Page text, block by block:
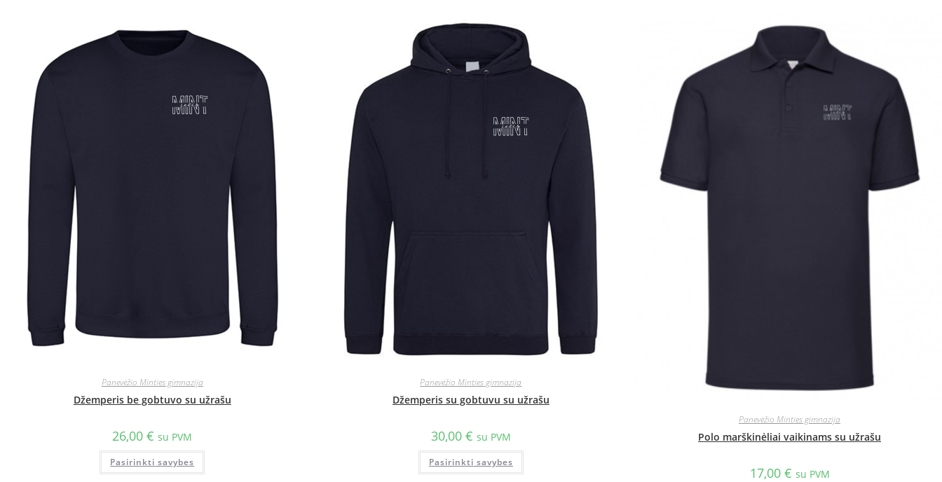
Panevėžio Minties gimnazija
Džemperis be gobtuvo su užrašu
26,00€ su PVM
Pasirinkti savybes
Panevėžio Minties gimnazija
Džemperis su gobtuvu su užrašu
30,00 € su PVM
Pasirinkti savybes
Panevėžio Minties gimnazija
Polo marškinėliai vaikinams su užrašu
17,00 € su PVM